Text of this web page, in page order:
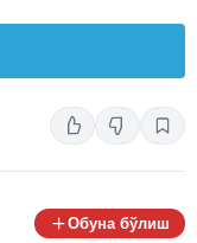
Обуна бўлиш